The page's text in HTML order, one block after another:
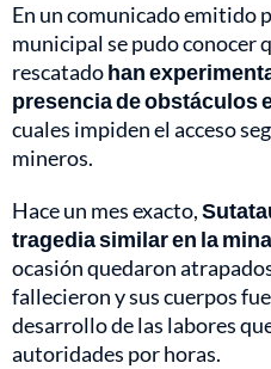
En un comunicado emitido
municipal se pudo conocer
rescatadohan
presencia de obstáculos
cuales impiden el acceso
mineros.
Hace un mes exacto,
tragedia similar en la
ocasión quedaron
fallecieron y sus cuerpos
desarrollo de las labores
autoridades por horas.